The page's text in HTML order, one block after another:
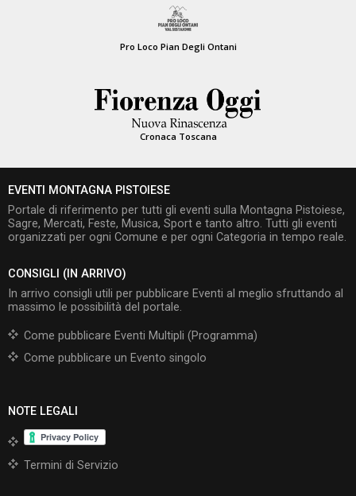
Pro Loco Pian Degli Ontani
Cronaca Toscana
EVENTI MONTAGNA PISTOIESE
Portale di riferimento per tutti gli eventi sulla Montagna Pistoiese,
Sagre, Mercati, Feste, Musica, Sport e tanto altro. Tutti gli eventi
organizzati per ogni Comune e per ogni Categoria in tempo reale.
CONSIGLI (IN ARRIVO)
In arrivo consigli utili per pubblicare Eventi al meglio sfruttando al
massimo le possibilità del portale.
Come pubblicare Eventi Multipli (Programma)
Come pubblicare un Evento singolo
NOTE LEGALI
Termini di Servizio